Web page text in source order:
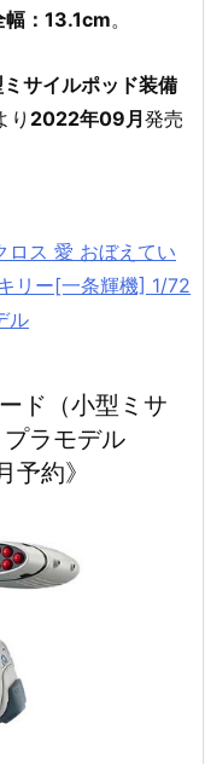
幅：13.1cm。
サイルポッド装備
り 2022年09月発売
ロス 愛 おぼえてい
リー[一条輝機] 1/72
ル
ド（小型ミサ
ラモデル
予約》